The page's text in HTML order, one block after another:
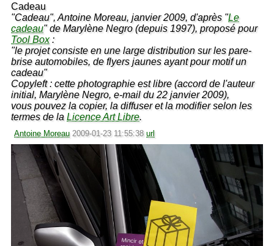
Cadeau
"Cadeau", Antoine Moreau, janvier 2009, d'après "Le
cadeau" de Marylène Negro (depuis 1997), proposé pour
Tool Box:
"le projet consiste en une large distribution sur les pare-
brise automobiles, de flyers jaunes ayant pour motif un
cadeau"
Copyleft : cette photographie est libre (accord de l'auteur
initial, Marylène Negro, e-mail du 22 janvier 2009),
vous pouvez la copier, la diffuser et la modifier selon les
termes de laLicence Art Libre.
Antoine Moreau 2009-01-23 11:55:38 url